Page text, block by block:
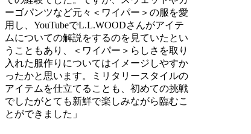
ーゴパンツなど元々＜ワイパー＞の服を愛
用し、YouTubeでL.L.WOODさんがアイテ
ムについての解説をするのを見ていたとい
うこともあり、＜ワイパー＞らしさを取り
入れた服作りについてはイメージしやすか
ったかと思います。ミリタリースタイルの
アイテムを仕立てることも、初めての挑戦
でしたがとても新鮮で楽しみながら臨むこ
とができました」